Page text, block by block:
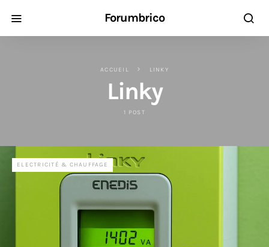
Forumbrico
ACCUEIL LINKY
Linky
1 POST
ELECTRICITÉ & CHAUFFAGE